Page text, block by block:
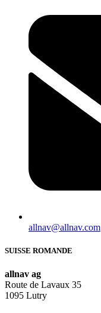
allnav@allnav.com
SUISSE ROMANDE
allnav ag
Route de Lavaux 35
1095 Lutry